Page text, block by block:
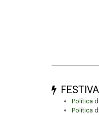
Política
Política